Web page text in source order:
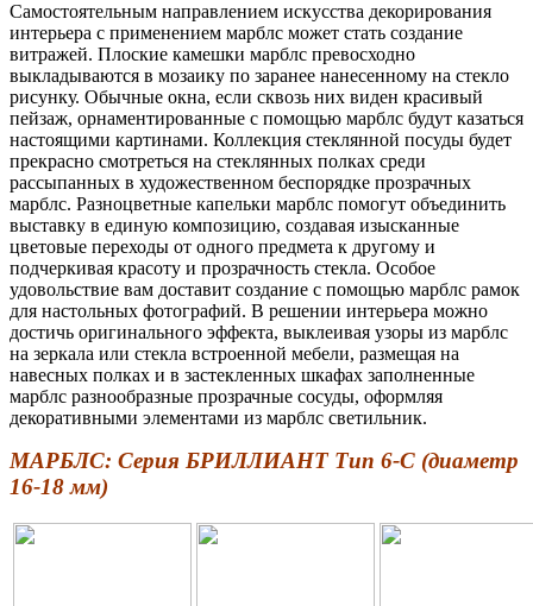
Самостоятельным направлением искусства декорирования
интерьера с применением марблс может стать создание
витражей. Плоские камешки марблс превосходно
выкладываются в мозаику по заранее нанесенному на стекло
рисунку. Обычные окна, если сквозь них виден красивый
пейзаж, орнаментированные с помощью марблс будут казаться
настоящими картинами. Коллекция стеклянной посуды будет
прекрасно смотреться на стеклянных полках среди
рассыпанных в художественном беспорядке прозрачных
марблс. Разноцветные капельки марблс помогут объединить
выставку в единую композицию, создавая изысканные
цветовые переходы от одного предмета к другому и
подчеркивая красоту и прозрачность стекла. Особое
удовольствие вам доставит создание с помощью марблс рамок
для настольных фотографий. В решении интерьера можно
достичь оригинального эффекта, выклеивая узоры из марблс
на зеркала или стекла встроенной мебели, размещая на
навесных полках и в застекленных шкафах заполненные
марблс разнообразные прозрачные сосуды, оформляя
декоративными элементами из марблс светильник.
МАРБЛС: Серия БРИЛЛИАНТ Тип 6-С (диаметр
16-18 мм)